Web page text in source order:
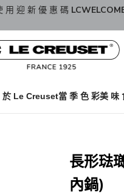
用 迎 新 優 惠 碼
於 Le Creuset當 季 色 彩美 味
長形琺
內鍋)